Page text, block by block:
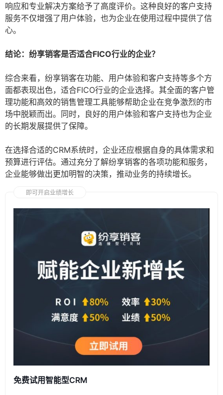
响应和专业解决方案给予了高度评价。这种良好的客户支持
服务不仅增强了用户体验，也为企业在使用过程中提供了信
心。
结论：纷享销客是否适合FICO行业的企业？
综合来看，纷享销客在功能、用户体验和客户支持等多个方
面都表现出色，适合FICO行业的企业选择。其全面的客户管
理功能和高效的销售管理工具能够帮助企业在竞争激烈的市
场中脱颖而出。同时，良好的用户体验和客户支持也为企业
的长期发展提供了保障。
在选择合适的CRM系统时，企业还应根据自身的具体需求和
预算进行评估。通过充分了解纷享销客的各项功能和服务，
企业能够做出更加明智的决策，推动业务的持续增长。
即可开启业绩增长
免费试用智能型CRM